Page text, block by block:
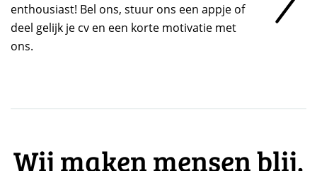
enthousiast! Bel ons, stuur ons een appje of
deel gelijk je cv en een korte motivatie met
ons.
Wij maken mensen blij.